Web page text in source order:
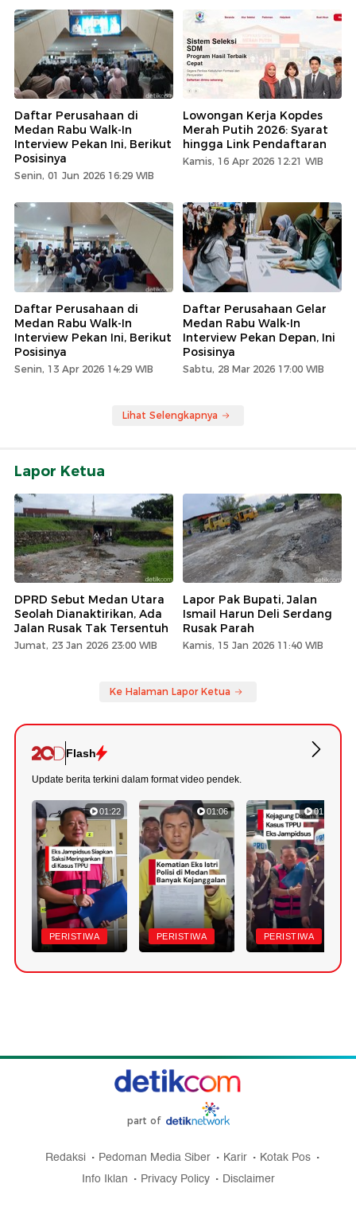
Daftar Perusahaan di
Medan Rabu Walk-In
Interview Pekan Ini, Berikut
Posisinya
Senin, 01 Jun 2026 16:29 WIB
Lowongan Kerja Kopdes
Merah Putih 2026: Syarat
hingga Link Pendaftaran
Kamis, 16 Apr 2026 12:21 WIB
Daftar Perusahaan di
Medan Rabu Walk-In
Interview Pekan Ini, Berikut
Posisinya
Senin, 13 Apr 2026 14:29 WIB
Daftar Perusahaan Gelar
Medan Rabu Walk-In
Interview Pekan Depan, Ini
Posisinya
Sabtu, 28 Mar 2026 17:00 WIB
Lihat Selengkapnya
Lapor Ketua
DPRD Sebut Medan Utara
Seolah Dianaktirikan, Ada
Jalan Rusak Tak Tersentuh
Jumat, 23 Jan 2026 23:00 WIB
Lapor Pak Bupati, Jalan
Ismail Harun Deli Serdang
Rusak Parah
Kamis, 15 Jan 2026 11:40 WIB
Ke Halaman Lapor Ketua
Flash
Update berita terkini dalam format video pendek.
01:22
PERISTIWA
01:06
PERISTIWA
01:18
PERISTIWA
part of
Redaksi Pedoman Media Siber Karir
Kotak Pos
Info Iklan
Privacy Policy Disclaimer